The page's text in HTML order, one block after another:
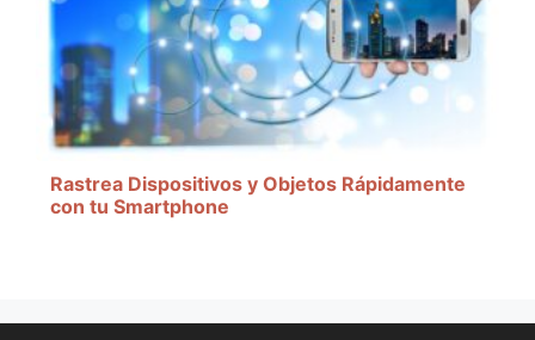
Rastrea Dispositivos y Objetos Rápidamente
con tu Smartphone